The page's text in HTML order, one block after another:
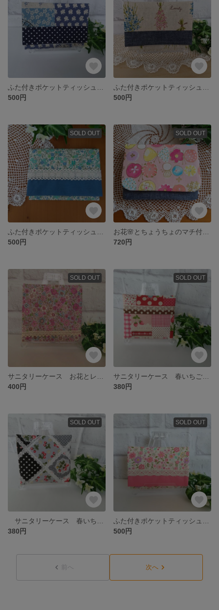
500円
500円
SOLD OUT
500円
SOLD OUT
720円
SOLD OUT
400円
SOLD OUT
380円
SOLD OUT
380円
SOLD OUT
500円
前へ 次へ